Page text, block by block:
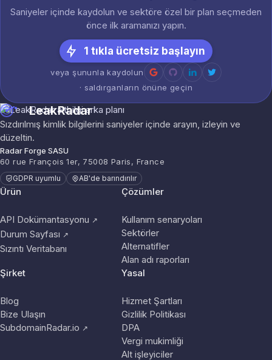
Saniyeler içinde kaydolun ve sektöre özel bir plan seçmeden
önce ilk aramanızı yapın.
1 tıkla ücretsiz başlayın
veya şununla kaydolun
· saldırganların önüne geçin
LeakRadar
Sızdırılmış kimlik bilgilerini saniyeler içinde arayın, izleyin ve
düzeltin.
Radar Forge SASU
60 rue François 1er, 75008 Paris, France
GDPR uyumlu AB'de barındırılır
Ürün
API Dokümantasyonu ↗
Durum Sayfası ↗
Sızıntı Veritabanı
Çözümler
Kullanım senaryoları
Sektörler
Alternatifler
Alan adı raporları
Şirket
Blog
Bize Ulaşın
SubdomainRadar.io ↗
Yasal
Hizmet Şartları
Gizlilik Politikası
DPA
Vergi mukimliği
Alt işleyiciler